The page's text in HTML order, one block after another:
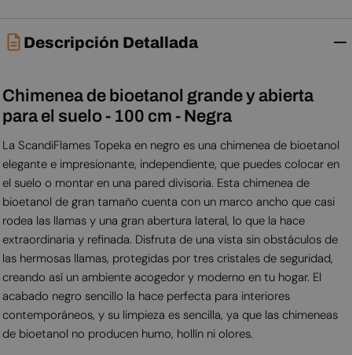
Descripción Detallada
Chimenea de bioetanol grande y abierta
para el suelo - 100 cm - Negra
La ScandiFlames Topeka en negro es una chimenea de bioetanol
elegante e impresionante, independiente, que puedes colocar en
el suelo o montar en una pared divisoria. Esta chimenea de
bioetanol de gran tamaño cuenta con un marco ancho que casi
rodea las llamas y una gran abertura lateral, lo que la hace
extraordinaria y refinada. Disfruta de una vista sin obstáculos de
las hermosas llamas, protegidas por tres cristales de seguridad,
creando así un ambiente acogedor y moderno en tu hogar. El
acabado negro sencillo la hace perfecta para interiores
contemporáneos, y su limpieza es sencilla, ya que las chimeneas
de bioetanol no producen humo, hollín ni olores.